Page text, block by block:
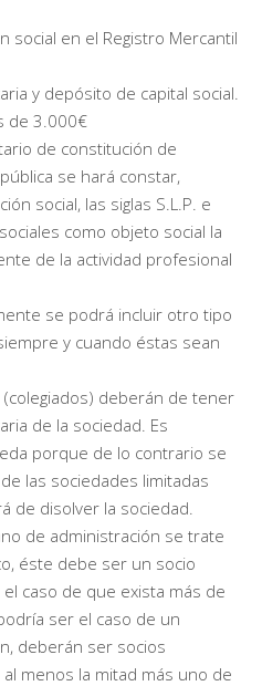
social en el Registro Mercantil
y depósito de capital social.
de 3.000€
de constitución de
se hará constar,
social, las siglas S.L.P. e
como objeto social la
de la actividad profesional
se podrá incluir otro tipo
y cuando éstas sean
deberán de tener
de la sociedad. Es
porque de lo contrario se
las sociedades limitadas
de disolver la sociedad.
de administración se trate
éste debe ser un socio
caso de que exista más de
ser el caso de un
deberán ser socios
menos la mitad más uno de